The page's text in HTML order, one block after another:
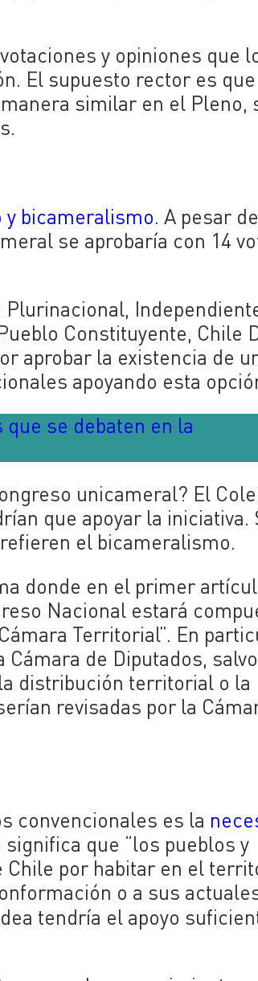
y opiniones que
El supuesto rector es
similar en el Pleno,
bicameralismo. A pesar
se aprobaría con 14
Constituyente, Chile
aprobar la existencia de
apoyando esta
se debaten en la
unicameral? El
que apoyar la iniciativa.
el bicameralismo.
donde en el primer
Nacional estará
Territorial”. En
de Diputados,
distribución territorial o la
revisadas por la
convencionales es la
significa que “los pueblos y
Chile por habitar en el
o a sus
tendría el apoyo